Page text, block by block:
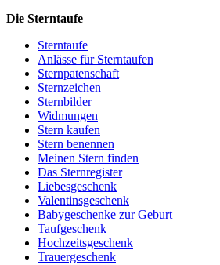
Die Sterntaufe
Sterntaufe
Anlässe für Sterntaufen
Sternpatenschaft
Sternzeichen
Sternbilder
Widmungen
Stern kaufen
Stern benennen
Meinen Stern finden
Das Sternregister
Liebesgeschenk
Valentinsgeschenk
Babygeschenke zur Geburt
Taufgeschenk
Hochzeitsgeschenk
Trauergeschenk